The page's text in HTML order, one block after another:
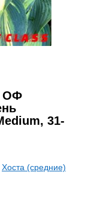
ОФ
31-
Хоста (средние)